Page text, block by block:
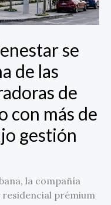
se
de las
de
con más de
gestión
la compañía
residencial prémium